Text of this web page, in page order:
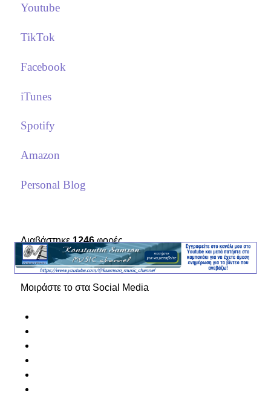
Youtube
TikTok
Facebook
iTunes
Spotify
Amazon
Personal Blog
Διαβάστηκε1246φορές
Μοιράστε το στα Social Media